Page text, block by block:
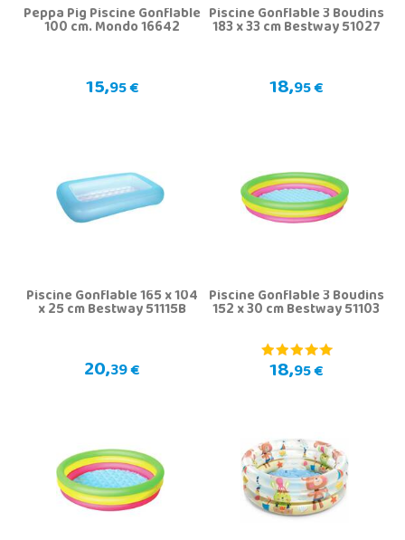
Peppa Pig Piscine Gonflable
100 cm. Mondo 16642
15,95 €
Piscine Gonflable 3 Boudins
183 x 33 cm Bestway 51027
18,95 €
Piscine Gonflable 165 x 104
x 25 cm Bestway 51115B
20,39 €
Piscine Gonflable 3 Boudins
152 x 30 cm Bestway 51103
18,95 €